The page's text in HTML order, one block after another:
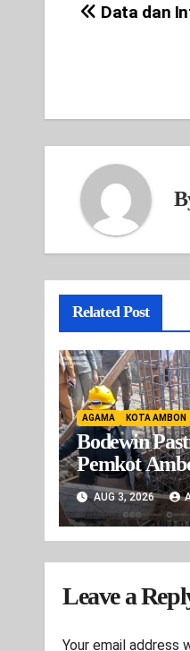
Post
Data dan
Related Post
AGAMA KOTA AMBON
Bodewin
Pemkot
Penuh
Kantor BPD
Maluku
AUG 3, 2026
Leave a
Your email address